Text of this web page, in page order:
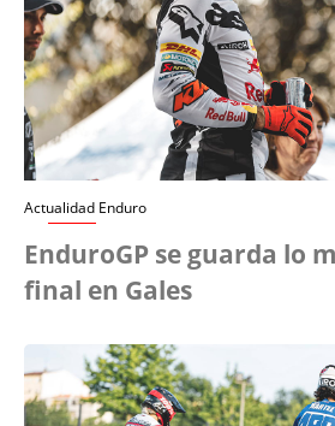
Actualidad Enduro
EnduroGP se guarda lo
final en Gales